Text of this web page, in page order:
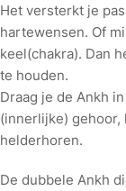
Het versterkt je
hartewensen. Of
keel(chakra). Dan
te houden.
Draag je de Ankh
(innerlijke)
helderhoren.
De dubbele Ankh